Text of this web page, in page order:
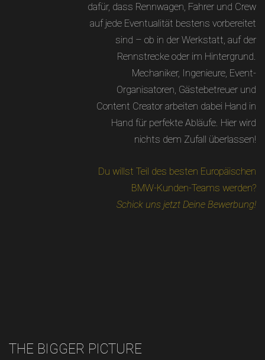
dafür, dass Rennwagen, Fahrer und Crew
auf jede Eventualität bestens vorbereitet
sind – ob in der Werkstatt, auf der
Rennstrecke oder im Hintergrund.
Mechaniker, Ingenieure, Event-
Organisatoren, Gästebetreuer und
Content Creator arbeiten dabei Hand in
Hand für perfekte Abläufe. Hier wird
nichts dem Zufall überlassen!
Du willst Teil des besten Europäischen
BMW-Kunden-Teams werden?
Schick uns jetzt Deine Bewerbung!
THE BIGGER PICTURE